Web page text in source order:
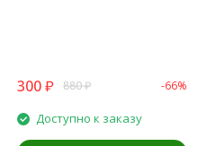
300₽ 880₽ -66%
Доступно к заказу